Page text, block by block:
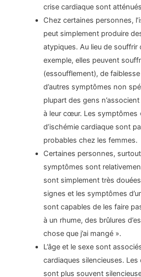
crise cardiaque sont
Chez certaines personnes,
peut simplement produire
atypiques. Au lieu de souffrir
exemple, elles peuvent
(essoufflement), de
d’autres symptômes non
plupart des gens
à leur cœur. Les symptômes
d’ischémie cardiaque sont
probables chez les femmes.
Certaines personnes,
symptômes sont
sont simplement très
signes et les symptômes
sont capables de les faire
à un rhume, des brûlures
chose que j’ai mangé ».
L’âge et le sexe sont
cardiaques silencieuses. Les
sont plus souvent